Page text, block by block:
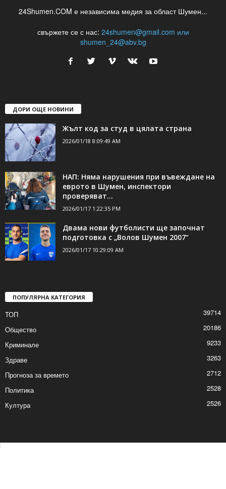
24Shumen.COM е независима медия за област Шумен...
свържете се с нас: 24shumen@gmail.com или
shumen_24@abv.bg
ДОРИ ОЩЕ НОВИНИ
Жълт код за студ в цялата страна
2026/01/18 8:09:49 AM
НАП: Няма нарушения при въвеждане на
еврото в Шумен, инспектори
проверяват...
2026/01/17 1:22:35 PM
Двама нови футболисти ще започнат
подготовка с „Волов Шумен 2007“
2026/01/17 10:29:09 AM
ПОПУЛЯРНА КАТЕГОРИЯ
ТОП
39714
Общество
20186
Криминале
9233
Здраве
3263
Прогноза за времето
2712
Политика
2528
Култура
2526